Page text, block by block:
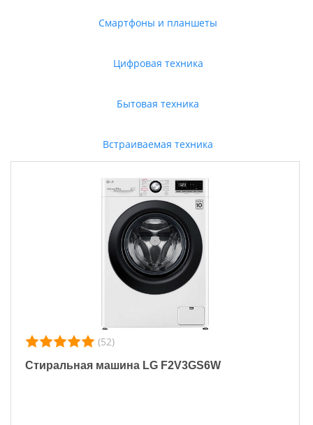
Смартфоны и планшеты
Цифровая техника
Бытовая техника
Встраиваемая техника
(52)
Стиральная машина LG F2V3GS6W